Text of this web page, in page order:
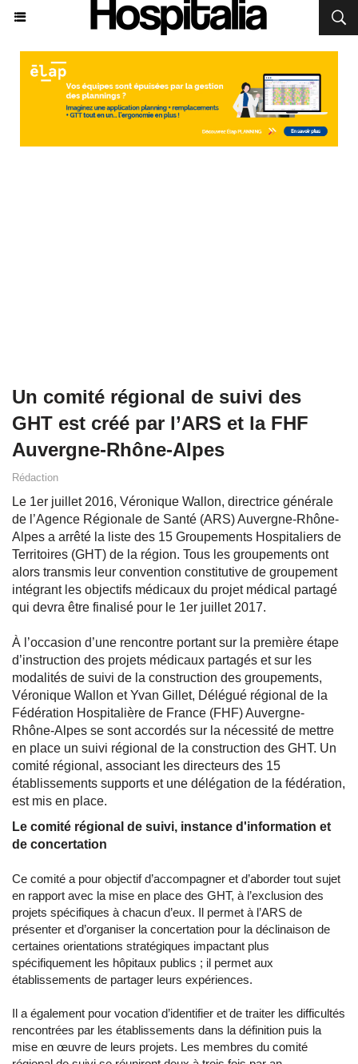
Un comité régional de suivi des
GHT est créé par l’ARS et la FHF
Auvergne-Rhône-Alpes
Rédaction
Le 1er juillet 2016, Véronique Wallon, directrice générale
de l’Agence Régionale de Santé (ARS) Auvergne-Rhône-
Alpes a arrêté la liste des 15 Groupements Hospitaliers de
Territoires (GHT) de la région. Tous les groupements ont
alors transmis leur convention constitutive de groupement
intégrant les objectifs médicaux du projet médical partagé
qui devra être finalisé pour le 1er juillet 2017.
À l’occasion d’une rencontre portant sur la première étape
d’instruction des projets médicaux partagés et sur les
modalités de suivi de la construction des groupements,
Véronique Wallon et Yvan Gillet, Délégué régional de la
Fédération Hospitalière de France (FHF) Auvergne-
Rhône-Alpes se sont accordés sur la nécessité de mettre
en place un suivi régional de la construction des GHT. Un
comité régional, associant les directeurs des 15
établissements supports et une délégation de la fédération,
est mis en place.
Le comité régional de suivi, instance d'information et
de concertation
Ce comité a pour objectif d’accompagner et d’aborder tout sujet
en rapport avec la mise en place des GHT, à l’exclusion des
projets spécifiques à chacun d’eux. Il permet à l’ARS de
présenter et d’organiser la concertation pour la déclinaison de
certaines orientations stratégiques impactant plus
spécifiquement les hôpitaux publics ; il permet aux
établissements de partager leurs expériences.
Il a également pour vocation d’identifier et de traiter les difficultés
rencontrées par les établissements dans la définition puis la
mise en œuvre de leurs projets. Les membres du comité